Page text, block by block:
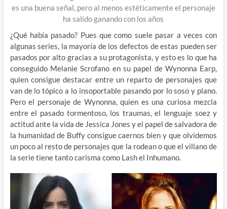
es una buena señal, pero al menos estéticamente el personaje
ha salido ganando con los años
¿Qué había pasado? Pues que como suele pasar a veces con
algunas series, la mayoría de los defectos de estas pueden ser
pasados por alto gracias a su protagonista, y esto es lo que ha
conseguido Melanie Scrofano en su papel de Wynonna Earp,
quien consigue destacar entre un reparto de personajes que
van de lo tópico a lo insoportable pasando por lo soso y plano.
Pero el personaje de Wynonna, quien es una curiosa mezcla
entre el pasado tormentoso, los traumas, el lenguaje soez y
actitud ante la vida de Jessica Jones y el papel de salvadora de
la humanidad de Buffy consigue caernos bien y que olvidemos
un poco al resto de personajes que la rodean o que el villano de
la serie tiene tanto carisma como Lash el Inhumano.